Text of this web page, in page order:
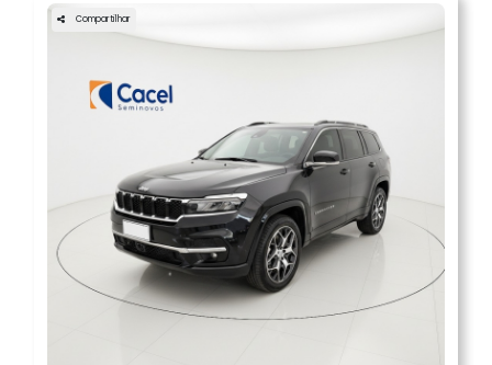
Compartilhar